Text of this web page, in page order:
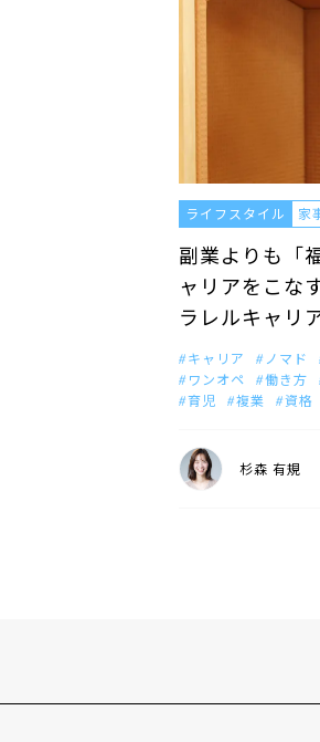
ライフスタイル 家
副業よりも「
ャリアをこな
ラレルキャリ
キャリア ノマド
ワンオペ
働き方
育児
複業 資格
杉森 有規